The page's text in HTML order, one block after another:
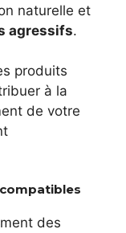
naturelle et
agressifs.
produits
à la
de votre
des